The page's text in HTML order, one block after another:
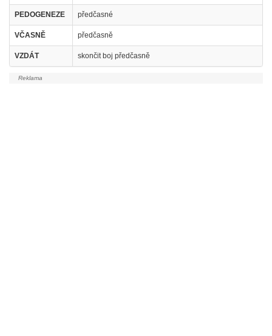
PEDOGENEZE předčasné
VČASNĚ předčasně
VZDÁT skončit boj předčasně